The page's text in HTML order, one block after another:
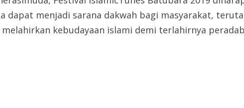
dapat menjadi sarana dakwah bagi masyarakat,
kebudayaan islami demi terlahirnya